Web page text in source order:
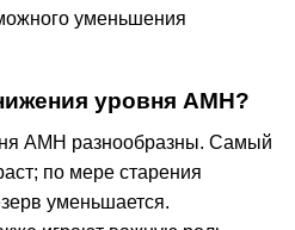
уменьшения
уровня AMH?
AMH разнообразны. Самый
по мере старения
уменьшается.